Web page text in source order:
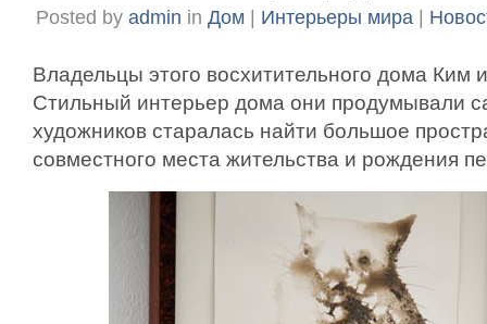
Posted by admin in Дом Интерьеры мира
Владельцы этого восхитительного дома Ким
Стильный интерьер дома они продумывали
художников старалась найти большое
совместного места жительства и рождения